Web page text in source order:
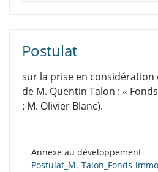
Postulat
sur la prise en
de M. Quentin Talon : «
: M. Olivier Blanc).
Annexe au développement
Postulat_M.-Talon_Fonds-